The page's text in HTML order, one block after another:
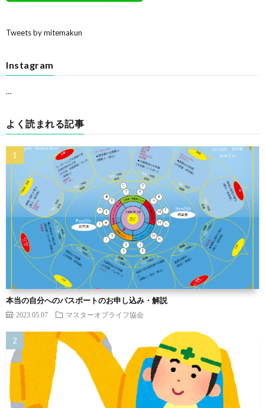
Tweets by mitemakun
Instagram
…
よく読まれる記事
本当の自分へのパスポートのお申し込み・解説
2023.05.07 マスターオブライフ協会